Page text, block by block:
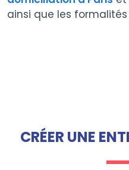
ainsi que les
CRÉER UNE